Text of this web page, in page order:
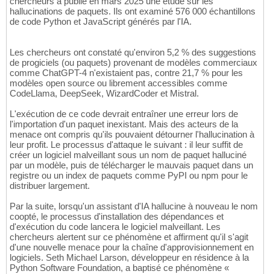
hallucinations de paquets. Ils ont examiné 576 000 échantillons
de code Python et JavaScript générés par l'IA.
Les chercheurs ont constaté qu'environ 5,2 % des suggestions
de progiciels (ou paquets) provenant de modèles commerciaux
comme ChatGPT-4 n'existaient pas, contre 21,7 % pour les
modèles open source ou librement accessibles comme
CodeLlama, DeepSeek, WizardCoder et Mistral.
L'exécution de ce code devrait entraîner une erreur lors de
l'importation d'un paquet inexistant. Mais des acteurs de la
menace ont compris qu'ils pouvaient détourner l'hallucination à
leur profit. Le processus d'attaque le suivant : il leur suffit de
créer un logiciel malveillant sous un nom de paquet halluciné
par un modèle, puis de télécharger le mauvais paquet dans un
registre ou un index de paquets comme PyPI ou npm pour le
distribuer largement.
Par la suite, lorsqu'un assistant d'IA hallucine à nouveau le nom
coopté, le processus d'installation des dépendances et
d'exécution du code lancera le logiciel malveillant. Les
chercheurs alertent sur ce phénomène et affirment qu'il s'agit
d'une nouvelle menace pour la chaîne d'approvisionnement en
logiciels. Seth Michael Larson, développeur en résidence à la
Python Software Foundation, a baptisé ce phénomène «